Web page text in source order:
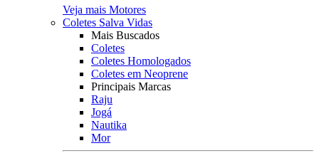
Veja mais Motores
Coletes Salva Vidas
Mais Buscados
Coletes
Coletes Homologados
Coletes em Neoprene
Principais Marcas
Raju
Jogá
Nautika
Mor